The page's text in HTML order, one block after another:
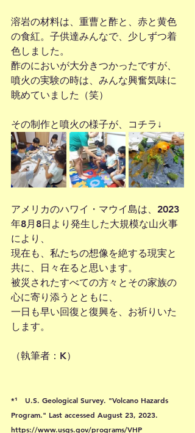
溶岩の材料は、重曹と酢と、赤と黄色
の食紅。子供達みんなで、少しずつ着
色しました。
酢のにおいが大分きつかったですが、
噴火の実験の時は、みんな興奮気味に
眺めていました（笑）
その制作と噴火の様子が、コチラ↓
アメリカのハワイ・マウイ島は、2023
年8月8日より発生した大規模な山火事
により、
現在も、私たちの想像を絶する現実と
共に、日々在ると思います。
被災されたすべての方々とその家族の
心に寄り添うとともに、
一日も早い回復と復興を、お祈りいた
します。
（執筆者：K）
*¹　U.S. Geological Survey. "Volcano Hazards
Program." Last accessed August 23, 2023.
https://www.usgs.gov/programs/VHP